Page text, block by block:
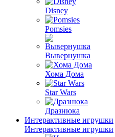
Disney
Pomsies
Вывернушка
Хома Дома
Star Wars
Дразнюка
Интерактивные игрушки
Интерактивные игрушки